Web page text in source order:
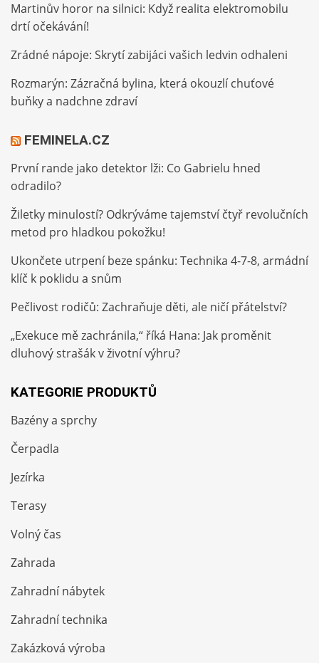
Martinův horor na silnici: Když realita elektromobilu
drtí očekávání!
Zrádné nápoje: Skrytí zabijáci vašich ledvin odhaleni
Rozmarýn: Zázračná bylina, která okouzlí chuťové
buňky a nadchne zdraví
FEMINELA.CZ
První rande jako detektor lži: Co Gabrielu hned
odradilo?
Žiletky minulostí? Odkrýváme tajemství čtyř revolučních
metod pro hladkou pokožku!
Ukončete utrpení beze spánku: Technika 4-7-8, armádní
klíč k poklidu a snům
Pečlivost rodičů: Zachraňuje děti, ale ničí přátelství?
„Exekuce mě zachránila,“ říká Hana: Jak proměnit
dluhový strašák v životní výhru?
KATEGORIE PRODUKTŮ
Bazény a sprchy
Čerpadla
Jezírka
Terasy
Volný čas
Zahrada
Zahradní nábytek
Zahradní technika
Zakázková výroba